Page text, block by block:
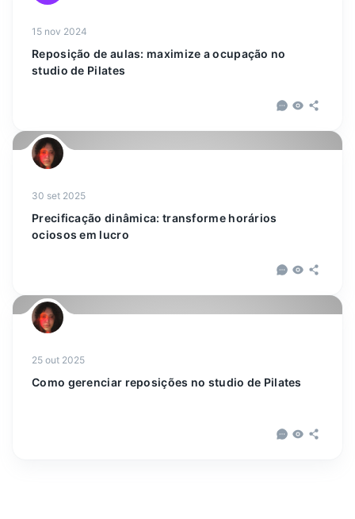
15 nov 2024
Reposição de aulas: maximize a ocupação no
studio de Pilates
30 set 2025
Precificação dinâmica: transforme horários
ociosos em lucro
25 out 2025
Como gerenciar reposições no studio de Pilates